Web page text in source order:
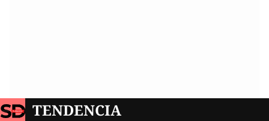
TENDENCIA